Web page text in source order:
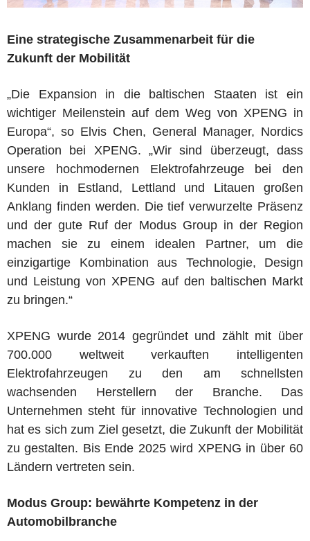
Eine strategische Zusammenarbeit für die
Zukunft der Mobilität
„Die Expansion in die baltischen Staaten ist ein
wichtiger Meilenstein auf dem Weg von XPENG in
Europa“, so Elvis Chen, General Manager, Nordics
Operation bei XPENG. „Wir sind überzeugt, dass
unsere hochmodernen Elektrofahrzeuge bei den
Kunden in Estland, Lettland und Litauen großen
Anklang finden werden. Die tief verwurzelte Präsenz
und der gute Ruf der Modus Group in der Region
machen sie zu einem idealen Partner, um die
einzigartige Kombination aus Technologie, Design
und Leistung von XPENG auf den baltischen Markt
zu bringen.“
XPENG wurde 2014 gegründet und zählt mit über
700.000 weltweit verkauften intelligenten
Elektrofahrzeugen zu den am schnellsten
wachsenden Herstellern der Branche. Das
Unternehmen steht für innovative Technologien und
hat es sich zum Ziel gesetzt, die Zukunft der Mobilität
zu gestalten. Bis Ende 2025 wird XPENG in über 60
Ländern vertreten sein.
Modus Group: bewährte Kompetenz in der
Automobilbranche